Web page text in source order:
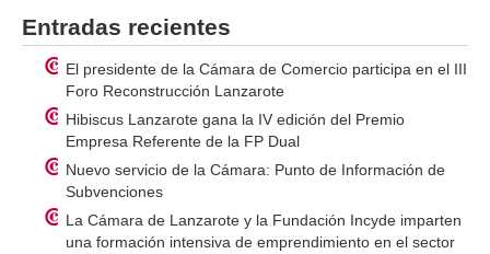
Entradas recientes
El presidente de la Cámara de Comercio participa en el III
Foro Reconstrucción Lanzarote
Hibiscus Lanzarote gana la IV edición del Premio
Empresa Referente de la FP Dual
Nuevo servicio de la Cámara: Punto de Información de
Subvenciones
La Cámara de Lanzarote y la Fundación Incyde imparten
una formación intensiva de emprendimiento en el sector